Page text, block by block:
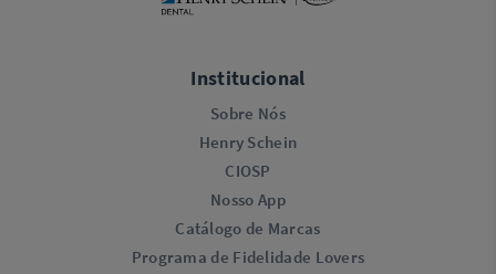
Institucional
Sobre Nós
Henry Schein
CIOSP
Nosso App
Catálogo de Marcas
Programa de Fidelidade Lovers​